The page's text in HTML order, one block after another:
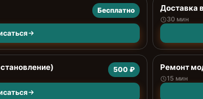
Бесплатно Доставка
30 мин
500 ₽ Ремонт
15 мин